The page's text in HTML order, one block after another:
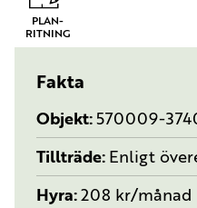
PLAN-
RITNING
Fakta
Objekt 570009-
Tillträde Enligt
Hyra 208 kr/månad